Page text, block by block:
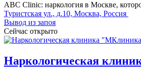
ABC Clinic: наркология в Москве,
Туристская ул., д.10, Москва, Россия
Вывод из запоя
Сейчас открыто
Наркологическая